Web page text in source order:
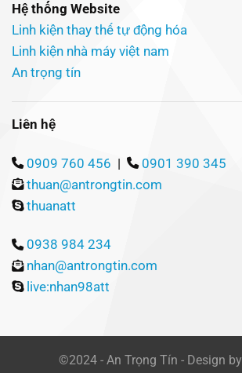
Hệ thống Website
Linh kiện thay thế tự động hóa
Linh kiện nhà máy việt nam
An trọng tín
Liên hệ
0909 760 456 |
0901 390 345
thuan@antrongtin.com
thuanatt
0938 984 234
nhan@antrongtin.com
live:nhan98att
©2024 - An Trọng Tín - Design